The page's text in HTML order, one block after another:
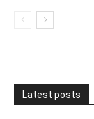
Latest posts